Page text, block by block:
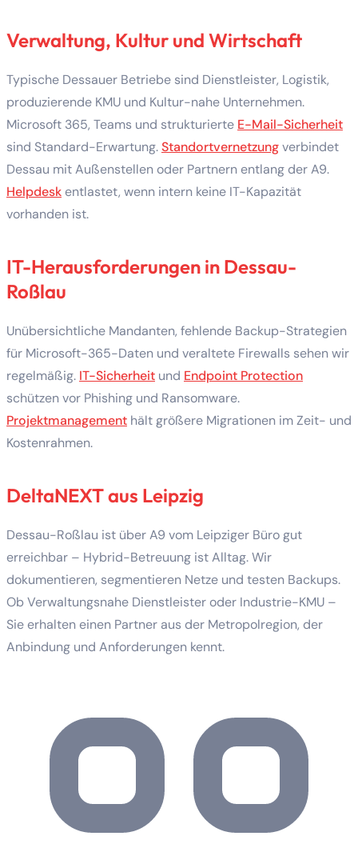
Verwaltung, Kultur und Wirtschaft
Typische Dessauer Betriebe sind Dienstleister, Logistik,
produzierende KMU und Kultur-nahe Unternehmen.
Microsoft 365, Teams und strukturierte E-Mail-Sicherheit
sind Standard-Erwartung.Standortvernetzungverbindet
Dessau mit Außenstellen oder Partnern entlang der A9.
Helpdesk entlastet, wenn intern keine IT-Kapazität
vorhanden ist.
IT-Herausforderungen in Dessau-
Roßlau
Unübersichtliche Mandanten, fehlende Backup-Strategien
für Microsoft-365-Daten und veraltete Firewalls sehen wir
regelmäßig. IT-Sicherheit und Endpoint Protection
schützen vor Phishing und Ransomware.
Projektmanagement hält größere Migrationen im Zeit- und
Kostenrahmen.
DeltaNEXT aus Leipzig
Dessau-Roßlau ist über A9 vom Leipziger Büro gut
erreichbar – Hybrid-Betreuung ist Alltag. Wir
dokumentieren, segmentieren Netze und testen Backups.
Ob Verwaltungsnahe Dienstleister oder Industrie-KMU –
Sie erhalten einen Partner aus der Metropolregion, der
Anbindung und Anforderungen kennt.